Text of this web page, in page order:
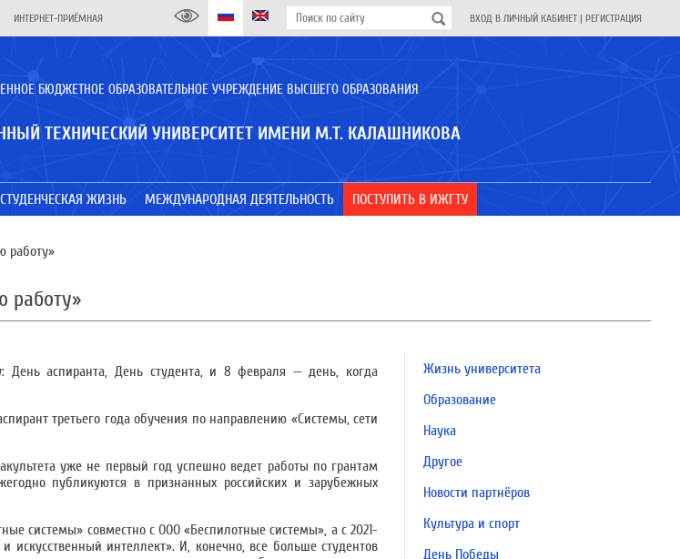
ИНТЕРНЕТ-ПРИЁМНАЯ ВХОД В ЛИЧНЫЙ КАБИНЕТ | РЕГИСТРАЦИЯ
БЮДЖЕТНОЕ ОБРАЗОВАТЕЛЬНОЕ УЧРЕЖДЕНИЕ ВЫСШЕГО ОБРАЗОВАНИЯ
ТЕХНИЧЕСКИЙ УНИВЕРСИТЕТ ИМЕНИ М.Т. КАЛАШНИКОВА
СТУДЕНЧЕСКАЯ ЖИЗНЬ МЕЖДУНАРОДНАЯ ДЕЯТЕЛЬНОСТЬ ПОСТУПИТЬ В ИЖГТУ
работу»
работу»
День аспиранта, День студента, и 8 февраля — день, когда
третьего года обучения по направлению «Системы, сети
уже не первый год успешно ведет работы по грантам
публикуются в признанных российских и зарубежных
системы» совместно с ООО «Беспилотные системы», а с 2021-
интеллект». И, конечно, все больше студентов
Жизнь университета
Образование
Наука
Другое
Новости партнёров
Культура и спорт
День Победы